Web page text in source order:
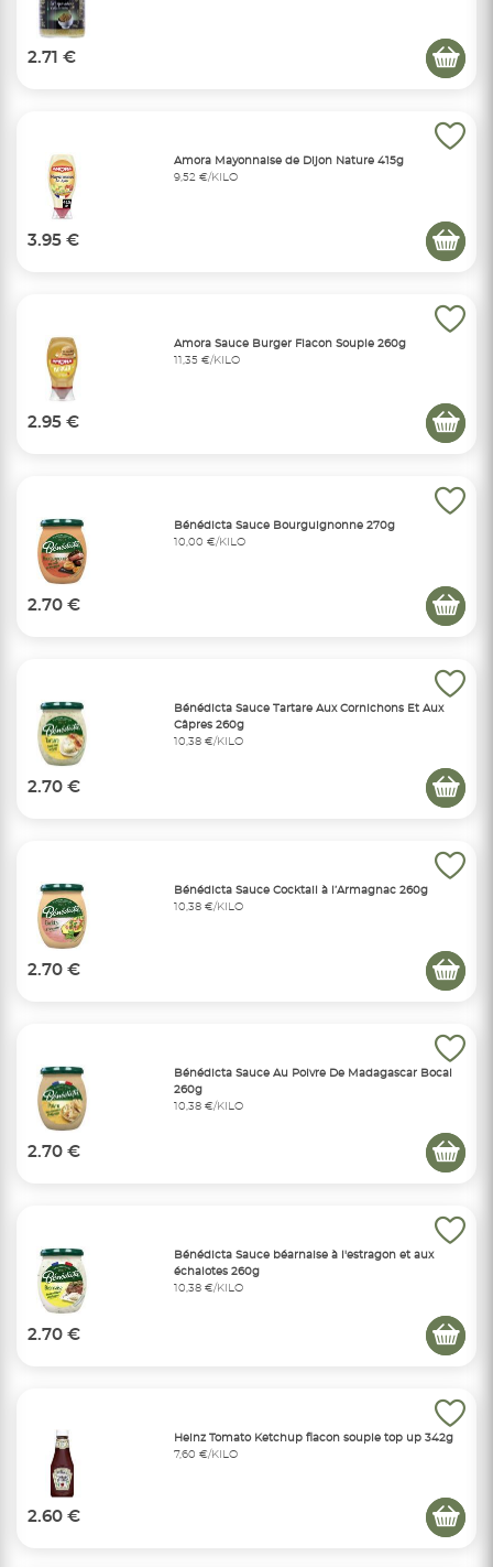
2.71 €
Amora Mayonnaise de Dijon Nature 415g
9,52 €/KILO
3.95 €
Amora Sauce Burger Flacon Souple 260g
11,35 €/KILO
2.95 €
Bénédicta Sauce Bourguignonne 270g
10,00 €/KILO
2.70 €
Bénédicta Sauce Tartare Aux Cornichons Et Aux
Câpres 260g
10,38 €/KILO
2.70 €
Bénédicta Sauce Cocktail à l’Armagnac 260g
10,38 €/KILO
2.70 €
Bénédicta Sauce Au Poivre De Madagascar Bocal
260g
10,38 €/KILO
2.70 €
Bénédicta Sauce béarnaise à l'estragon et aux
échalotes 260g
10,38 €/KILO
2.70 €
Heinz Tomato Ketchup flacon souple top up 342g
7,60 €/KILO
2.60 €